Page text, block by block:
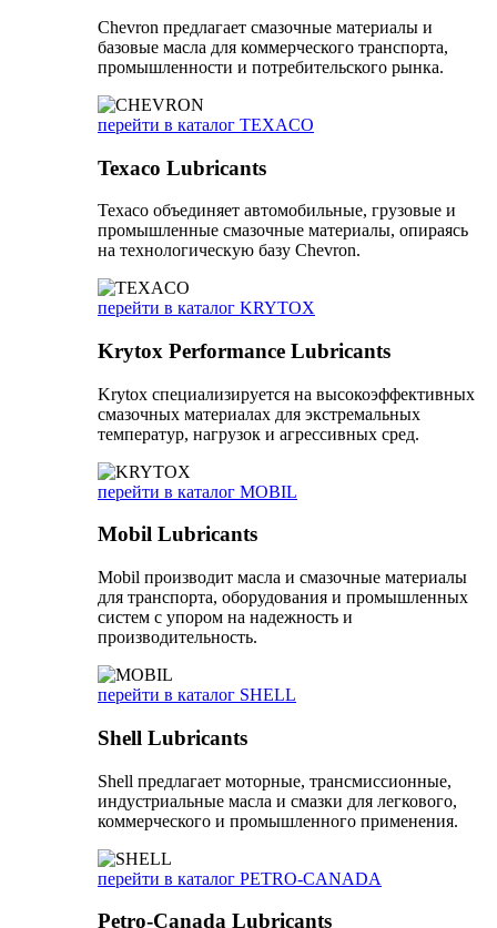
Chevron предлагает смазочные материалы и
базовые масла для коммерческого транспорта,
промышленности и потребительского рынка.
перейти в каталог TEXACO
Texaco Lubricants
Texaco объединяет автомобильные, грузовые и
промышленные смазочные материалы, опираясь
на технологическую базу Chevron.
перейти в каталог KRYTOX
Krytox Performance Lubricants
Krytox специализируется на высокоэффективных
смазочных материалах для экстремальных
температур, нагрузок и агрессивных сред.
перейти в каталог MOBIL
Mobil Lubricants
Mobil производит масла и смазочные материалы
для транспорта, оборудования и промышленных
систем с упором на надежность и
производительность.
перейти в каталог SHELL
Shell Lubricants
Shell предлагает моторные, трансмиссионные,
индустриальные масла и смазки для легкового,
коммерческого и промышленного применения.
перейти в каталог PETRO-CANADA
Petro-Canada Lubricants